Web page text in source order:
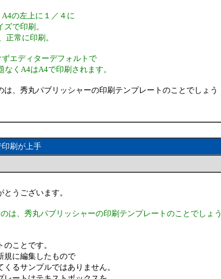
の左上に１／４に
で印刷。
正常に印刷。
エディターデフォルトで
くA4はA4で印刷されます。
、秀丸パブリッシャーの印刷テンプレートのことでしょう
印刷が上手
うございます。
は、秀丸パブリッシャーの印刷テンプレートのことでしょう
ことです。
規に編集したもので
るサンプルではありません。